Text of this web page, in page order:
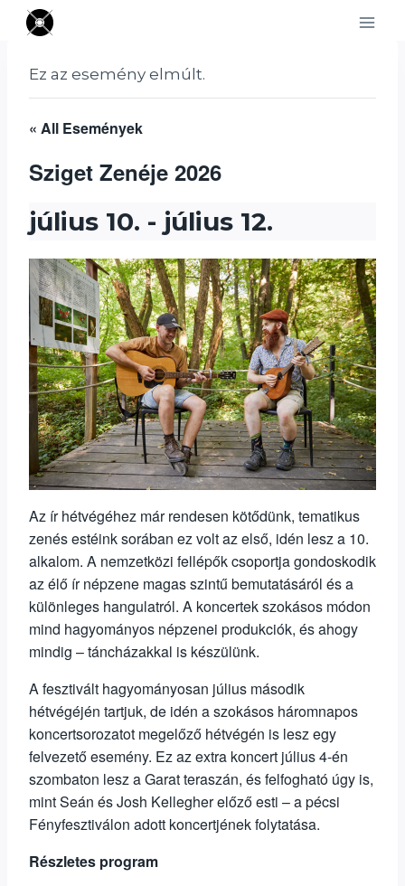
Skip
Ez az esemény elmúlt.
« All Események
Sziget Zenéje 2026
július 10. - július 12.
Az ír hétvégéhez már rendesen kötődünk, tematikus
zenés estéink sorában ez volt az első, idén lesz a 10.
alkalom. A nemzetközi fellépők csoportja gondoskodik
az élő ír népzene magas szintű bemutatásáról és a
különleges hangulatról. A koncertek szokásos módon
mind hagyományos népzenei produkciók, és ahogy
mindig – táncházakkal is készülünk.
A fesztivált hagyományosan július második
hétvégéjén tartjuk, de idén a szokásos háromnapos
koncertsorozatot megelőző hétvégén is lesz egy
felvezető esemény. Ez az extra koncert július 4-én
szombaton lesz a Garat teraszán, és felfogható úgy is,
mint Seán és Josh Kellegher előző esti – a pécsi
Fényfesztiválon adott koncertjének folytatása.
Részletes program